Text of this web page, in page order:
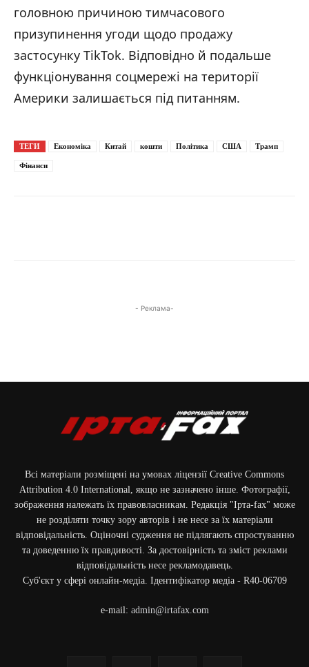
головною причиною тимчасового
призупинення угоди щодо продажу
застосунку TikTok. Відповідно й подальше
функціонування соцмережі на території
Америки залишається під питанням.
ТЕГИ Економіка Китай кошти Політика США Трамп
Фінанси
- Реклама-
Всі матеріали розміщені на умовах ліцензії Creative Commons
Attribution 4.0 International, якщо не зазначено інше. Фотографії,
зображення належать їх правовласникам. Редакція "Ірта-fax" може
не розділяти точку зору авторів і не несе за їх матеріали
відповідальність. Оціночні судження не підлягають спростуванню
та доведенню їх правдивості. За достовірність та зміст реклами
відповідальність несе рекламодавець.
Cуб'єкт у сфері онлайн-медіа. Ідентифікатор медіа - R40-06709
e-mail: admin@irtafax.com